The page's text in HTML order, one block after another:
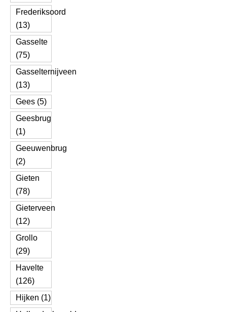
Frederiksoord
(13)
Gasselte
(75)
Gasselternijveen
(13)
Gees (5)
Geesbrug
(1)
Geeuwenbrug
(2)
Gieten
(78)
Gieterveen
(12)
Grollo
(29)
Havelte
(126)
Hijken (1)